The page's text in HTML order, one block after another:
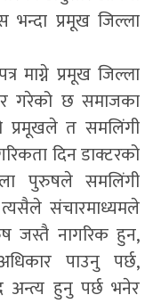
भन्दा प्रमूख जिल्ला
माग्ने प्रमूख जिल्ला
गरेको छ समाजका
प्रमूखले त समलिंगी
दिन डाक्टरको
पुरुषले समलिंगी
संचारमाध्यमले
जस्तै नागरिक हुन,
पाउनु पर्छ,
अन्त्य हुनु पर्छ भनेर